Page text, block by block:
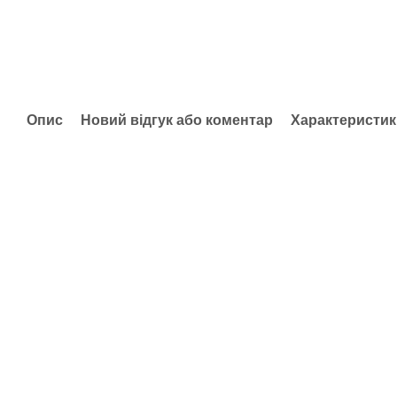
Опис Новий відгук або коментар